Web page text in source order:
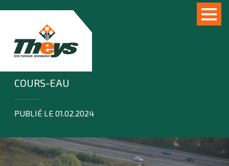
COURS-EAU
PUBLIÉ LE 01.02.2024